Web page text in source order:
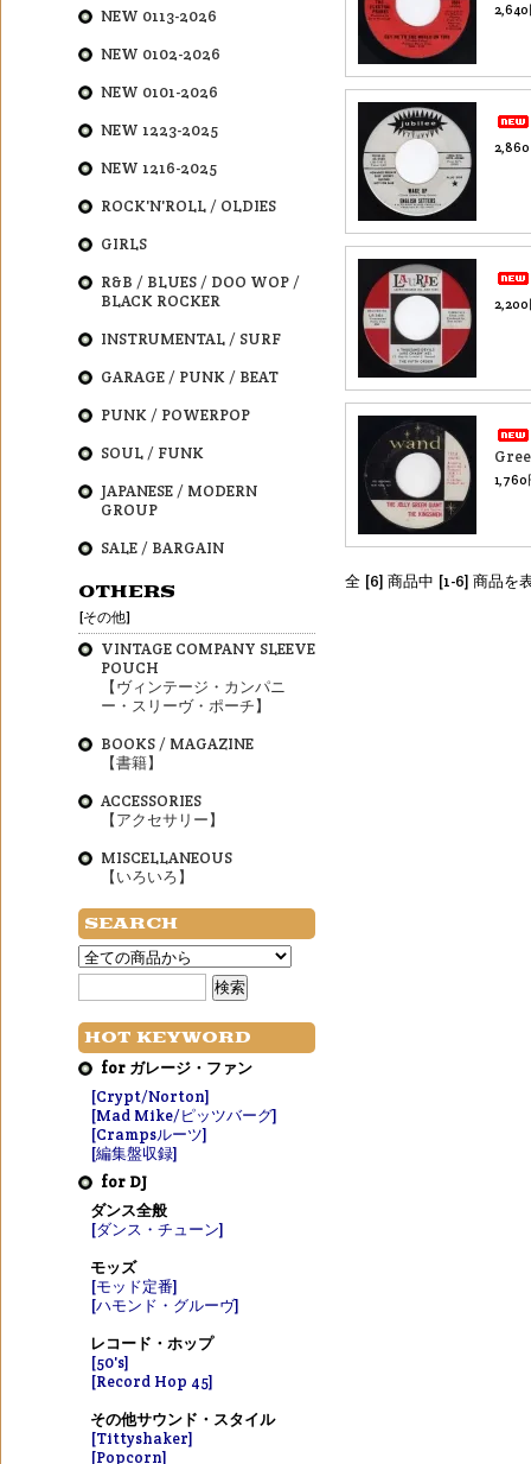
2,640
1,760
全 [6] 商品中 [1-6] 商品を
NEW 0113-2026
NEW 0102-2026
NEW 0101-2026
NEW 1223-2025
NEW 1216-2025
ROCK'N'ROLL / OLDIES
GIRLS
R&B / BLUES / DOO WOP /
BLACK ROCKER
INSTRUMENTAL / SURF
GARAGE / PUNK / BEAT
PUNK / POWERPOP
SOUL / FUNK
JAPANESE / MODERN
GROUP
SALE / BARGAIN
OTHERS
[その他]
VINTAGE COMPANY SLEEVE
POUCH
【ヴィンテージ・カンパニ
ー・スリーヴ・ポーチ】
BOOKS / MAGAZINE
【書籍】
ACCESSORIES
【アクセサリー】
MISCELLANEOUS
【いろいろ】
SEARCH
HOT KEYWORD
for ガレージ・ファン
[Crypt/Norton]
[Mad Mike/ピッツバーグ]
[Crampsルーツ]
[編集盤収録]
for DJ
ダンス全般
[ダンス・チューン]
モッズ
[モッド定番]
[ハモンド・グルーヴ]
レコード・ホップ
[50's]
[Record Hop 45]
その他サウンド・スタイル
[Tittyshaker]
[Popcorn]